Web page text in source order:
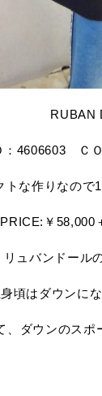
RUBAN
：4606603 Ｃ
トな作りなので
PRICE:￥58,000
リュバンドール
身頃はダウンに
、ダウンのス